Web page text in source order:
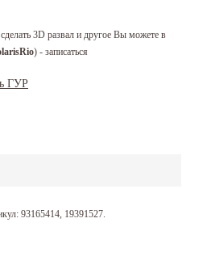
3D развал и другое Вы можете в
) - записаться
ГУР
93165414, 19391527.